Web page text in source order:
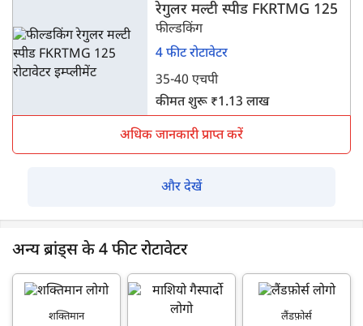
रेगुलर मल्टी स्पीड FKRTMG 125
फील्डकिंग
4 फीट रोटावेटर
35-40 एचपी
कीमत शुरू ₹1.13 लाख
अधिक जानकारी प्राप्त करें
और देखें
अन्य ब्रांड्स के 4 फीट रोटावेटर
शक्तिमान
लैंडफ़ोर्स